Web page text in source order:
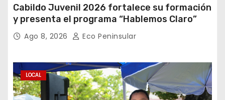
Cabildo Juvenil 2026 fortalece su formación
y presenta el programa “Hablemos Claro”
Ago 8, 2026 Eco Peninsular
LOCAL